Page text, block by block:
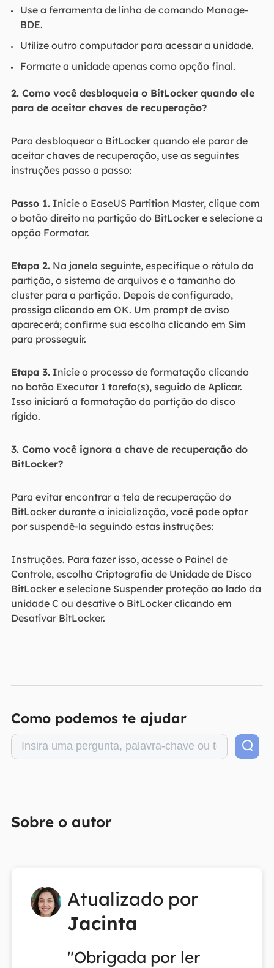
Use a ferramenta de linha de comando Manage-
BDE.
Utilize outro computador para acessar a unidade.
Formate a unidade apenas como opção final.
2. Como você desbloqueia o BitLocker quando ele
para de aceitar chaves de recuperação?
Para desbloquear o BitLocker quando ele parar de
aceitar chaves de recuperação, use as seguintes
instruções passo a passo:
Passo 1.Inicie o EaseUS Partition Master, clique com
o botão direito na partição do BitLocker e selecione a
opção Formatar.
Etapa 2.Na janela seguinte, especifique o rótulo da
partição, o sistema de arquivos e o tamanho do
cluster para a partição. Depois de configurado,
prossiga clicando em OK. Um prompt de aviso
aparecerá; confirme sua escolha clicando em Sim
para prosseguir.
Etapa 3.Inicie o processo de formatação clicando
no botão Executar 1 tarefa(s), seguido de Aplicar.
Isso iniciará a formatação da partição do disco
rígido.
3. Como você ignora a chave de recuperação do
BitLocker?
Para evitar encontrar a tela de recuperação do
BitLocker durante a inicialização, você pode optar
por suspendê-la seguindo estas instruções:
Instruções. Para fazer isso, acesse o Painel de
Controle, escolha Criptografia de Unidade de Disco
BitLocker e selecione Suspender proteção ao lado da
unidade C ou desative o BitLocker clicando em
Desativar BitLocker.
Como podemos te ajudar
Sobre o autor
Atualizado por
Jacinta
"Obrigada por ler